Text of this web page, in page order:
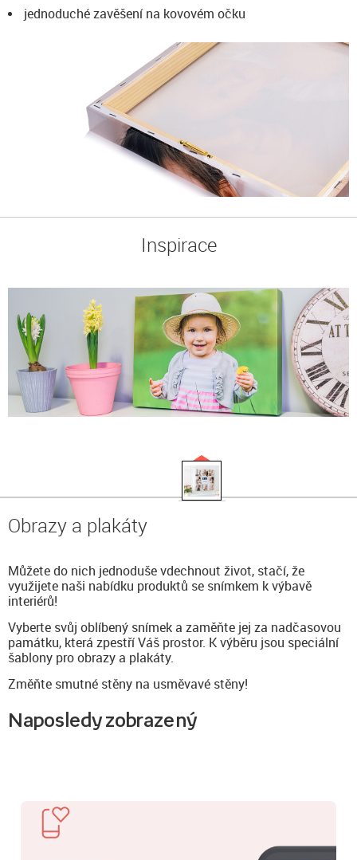
jednoduché zavěšení na kovovém očku
Inspirace
Obrazy a plakáty
Můžete do nich jednoduše vdechnout život, stačí, že
využijete naši nabídku produktů se snímkem k výbavě
interiérů!
Vyberte svůj oblíbený snímek a zaměňte jej za nadčasovou
památku, která zpestří Váš prostor. K výběru jsou speciální
šablony pro obrazy a plakáty.
Změňte smutné stěny na usměvavé stěny!
Naposledy zobrazený